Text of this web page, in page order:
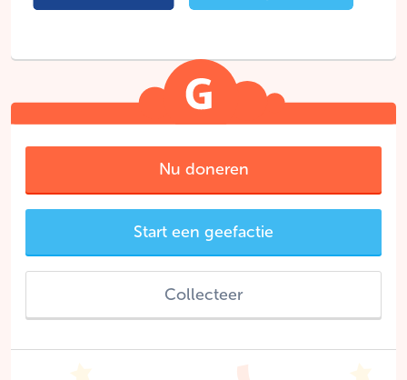
Nu doneren
Start een geefactie
Collecteer